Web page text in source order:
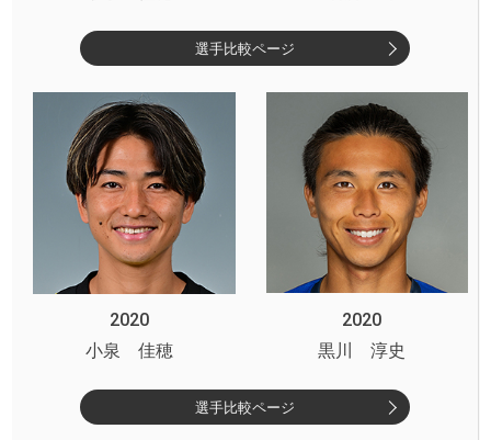
選手比較ページ
2020
2020
小泉 佳穂
黒川 淳史
選手比較ページ